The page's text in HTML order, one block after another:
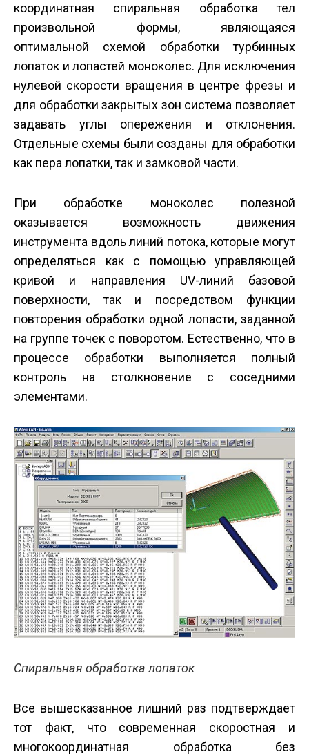
координатная спиральная обработка тел
произвольной формы, являющаяся
оптимальной схемой обработки турбинных
лопаток и лопастей моноколес. Для исключения
нулевой скорости вращения в центре фрезы и
для обработки закрытых зон система позволяет
задавать углы опережения и отклонения.
Отдельные схемы были созданы для обработки
как пера лопатки, так и замковой части.
При обработке моноколес полезной
оказывается возможность движения
инструмента вдоль линий потока, которые могут
определяться как с помощью управляющей
кривой и направления UV-линий базовой
поверхности, так и посредством функции
повторения обработки одной лопасти, заданной
на группе точек с поворотом. Естественно, что в
процессе обработки выполняется полный
контроль на столкновение с соседними
элементами.
Спиральная обработка лопаток
Все вышесказанное лишний раз подтверждает
тот факт, что современная скоростная и
многокоординатная обработка без